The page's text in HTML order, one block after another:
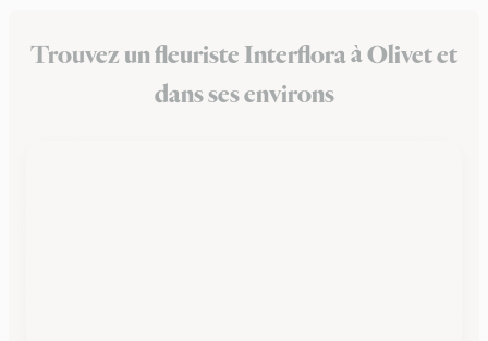
Trouvez un fleuriste Interflora à Olivet et
dans ses environs